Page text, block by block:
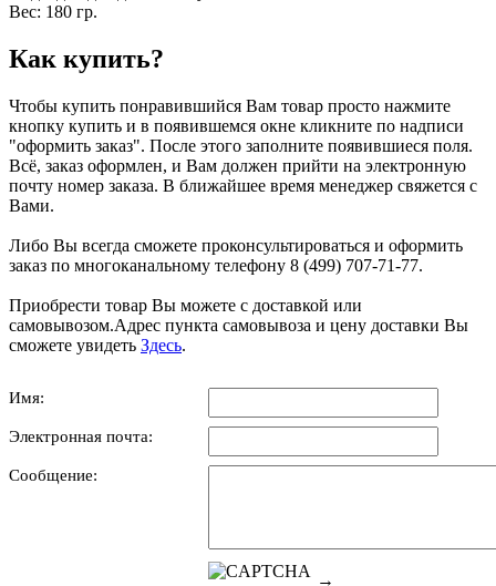
Вес: 180 гр.
Как купить?
Чтобы купить понравившийся Вам товар просто нажмите
кнопку купить и в появившемся окне кликните по надписи
"оформить заказ". После этого заполните появившиеся поля.
Всё, заказ оформлен, и Вам должен прийти на электронную
почту номер заказа. В ближайшее время менеджер свяжется с
Вами.
Либо Вы всегда сможете проконсультироваться и оформить
заказ по многоканальному телефону 8 (499) 707-71-77.
Приобрести товар Вы можете с доставкой или
самовывозом.Адрес пункта самовывоза и цену доставки Вы
сможете увидеть Здесь.
Имя:
Электронная почта:
Сообщение:
→